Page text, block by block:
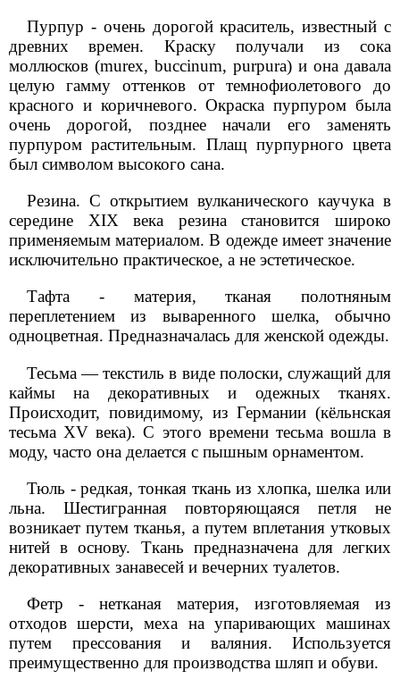
Пурпур - очень дорогой краситель, известный с
древних времен. Краску получали из сока
моллюсков (murex, buccinum, purpura) и она давала
целую гамму оттенков от темнофиолетового до
красного и коричневого. Окраска пурпуром была
очень дорогой, позднее начали его заменять
пурпуром растительным. Плащ пурпурного цвета
был символом высокого сана.
Резина. С открытием вулканического каучука в
середине XIX века резина становится широко
применяемым материалом. В одежде имеет значение
исключительно практическое, а не эстетическое.
Тафта - материя, тканая полотняным
переплетением из вываренного шелка, обычно
одноцветная. Предназначалась для женской одежды.
Тесьма — текстиль в виде полоски, служащий для
каймы на декоративных и одежных тканях.
Происходит, повидимому, из Германии (кёльнская
тесьма XV века). С этого времени тесьма вошла в
моду, часто она делается с пышным орнаментом.
Тюль - редкая, тонкая ткань из хлопка, шелка или
льна. Шестигранная повторяющаяся петля не
возникает путем тканья, а путем вплетания утковых
нитей в основу. Ткань предназначена для легких
декоративных занавесей и вечерних туалетов.
Фетр - нетканая материя, изготовляемая из
отходов шерсти, меха на упаривающих машинах
путем прессования и валяния. Используется
преимущественно для производства шляп и обуви.